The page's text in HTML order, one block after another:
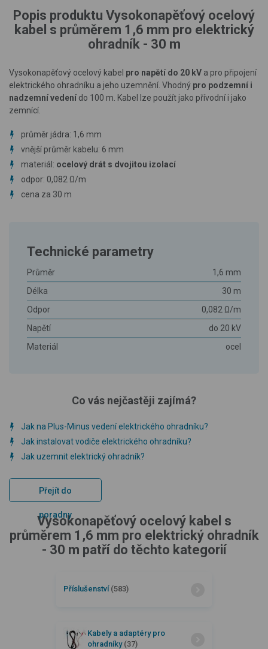
Popis produktu Vysokonapěťový ocelový
kabel s průměrem 1,6 mm pro elektrický
ohradník - 30 m
Vysokonapěťový ocelový kabel pro napětí do 20 kV a pro připojení
elektrického ohradníku a jeho uzemnění. Vhodný pro podzemní i
nadzemní vedení do 100 m. Kabel lze použít jako přívodní i jako
zemnící.
průměr jádra: 1,6 mm
vnější průměr kabelu: 6 mm
materiál: ocelový drát s dvojitou izolací
odpor: 0,082 Ω/m
cena za 30 m
Technické parametry
Průměr
1,6 mm
Délka
30 m
Odpor
0,082 Ω/m
Napětí
do 20 kV
Materiál
ocel
Co vás nejčastěji zajímá?
Jak na Plus-Minus vedení elektrického ohradníku?
Jak instalovat vodiče elektrického ohradníku?
Jak uzemnit elektrický ohradník?
Přejít do
poradny
Vysokonapěťový ocelový kabel s
průměrem 1,6 mm pro elektrický ohradník
- 30 m patří do těchto kategorií
Příslušenství (583)
Kabely a adaptéry pro
ohradníky (37)